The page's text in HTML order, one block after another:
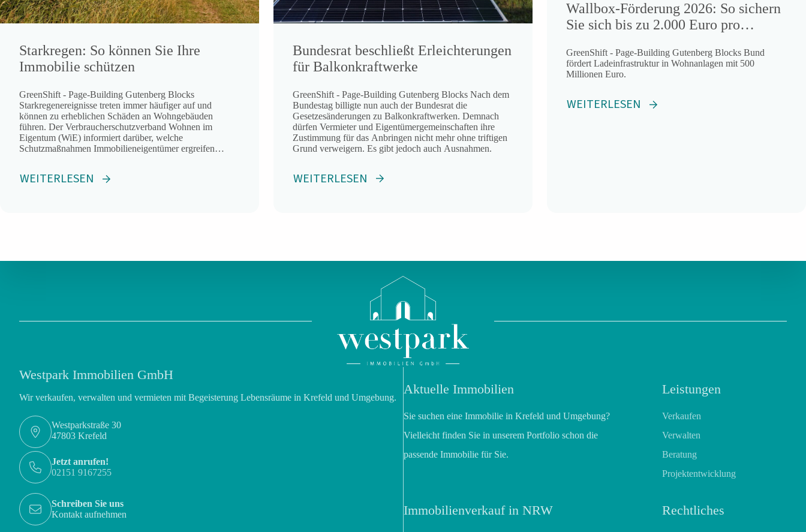
Starkregen: So können Sie Ihre
Immobilie schützen
GreenShift - Page-Building Gutenberg Blocks
Starkregenereignisse treten immer häufiger auf und
können zu erheblichen Schäden an Wohngebäuden
führen. Der Verbraucherschutzverband Wohnen im
Eigentum (WiE) informiert darüber, welche
Schutzmaßnahmen Immobilieneigentümer ergreifen
entsprechende Maßnahmen in
WEITERLESEN
Bundesrat beschließt Erleichterungen
für Balkonkraftwerke
GreenShift - Page-Building Gutenberg Blocks Nach dem
Bundestag billigte nun auch der Bundesrat die
Gesetzesänderungen zu Balkonkraftwerken. Demnach
dürfen Vermieter und Eigentümergemeinschaften ihre
Zustimmung für das Anbringen nicht mehr ohne triftigen
Grund verweigern. Es gibt jedoch auch Ausnahmen.
WEITERLESEN
Wallbox-Förderung 2026: So sichern
Sie sich bis zu 2.000 Euro pro
GreenShift - Page-Building Gutenberg Blocks Bund
fördert Ladeinfrastruktur in Wohnanlagen mit 500
Millionen Euro.
WEITERLESEN
Westpark Immobilien GmbH
Wir verkaufen, verwalten und vermieten mit Begeisterung Lebensräume in Krefeld und Umgebung.
Westparkstraße 30
47803 Krefeld
Jetzt anrufen!
02151 9167255
Schreiben Sie uns
Kontakt aufnehmen
Aktuelle Immobilien
Sie suchen eine Immobilie in Krefeld und Umgebung?
Vielleicht finden Sie in unserem Portfolio schon die
passende Immobilie für Sie.
Leistungen
Verkaufen
Verwalten
Beratung
Projektentwicklung
Immobilienverkauf in NRW Rechtliches